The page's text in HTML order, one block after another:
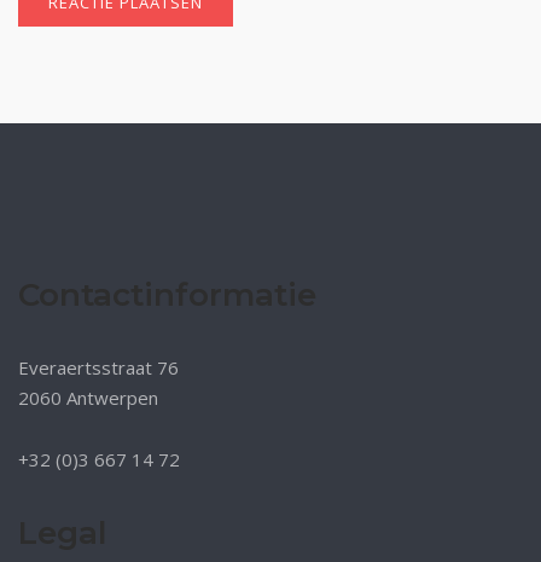
Everaertsstraat 76
2060 Antwerpen
+32 (0)3 667 14 72